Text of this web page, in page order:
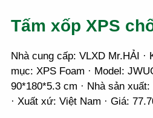
Tấm xốp XPS
Nhà cung cấp: VLXD Mr.HẢI
mục: XPS Foam · Model:
90*180*5.3 cm · Nhà sản
· Xuất xứ: Việt Nam · Giá: